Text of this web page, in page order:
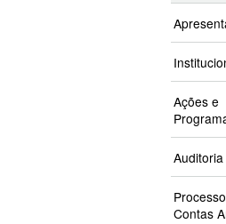
Ações e
Contas